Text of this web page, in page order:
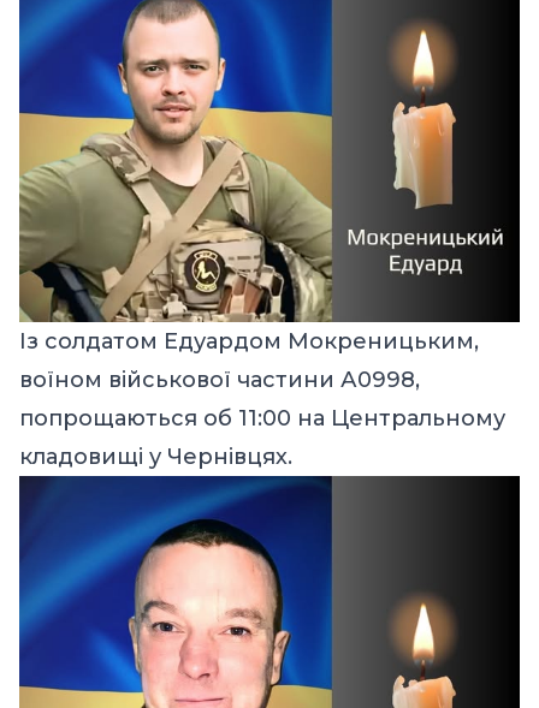
Із солдатом Едуардом Мокреницьким,
воїном військової частини А0998,
попрощаються об 11:00 на Центральному
кладовищі у Чернівцях.